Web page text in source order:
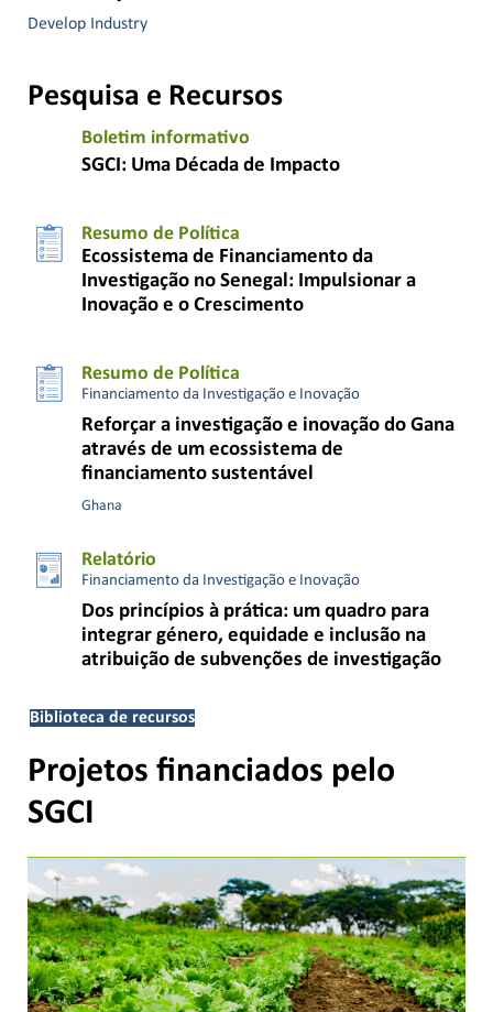
Develop Industry
Pesquisa e Recursos
Boletim informativo
SGCI: Uma Década de Impacto
Resumo de Política
Ecossistema de Financiamento da
Investigação no Senegal: Impulsionar a
Inovação e o Crescimento
Resumo de Política
Financiamento da Investigação e Inovação
Reforçar a investigação e inovação do Gana
através de um ecossistema de
financiamento sustentável
Ghana
Relatório
Financiamento da Investigação e Inovação
Dos princípios à prática: um quadro para
integrar género, equidade e inclusão na
atribuição de subvenções de investigação
Biblioteca de recursos
Projetos financiados pelo
SGCI